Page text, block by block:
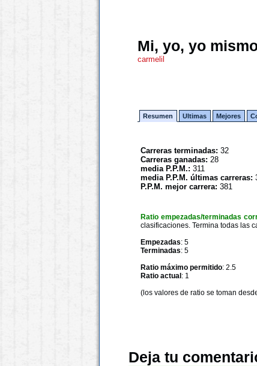
Mi, yo, yo
carmelil
Resumen Ultimas Mejores
Carreras terminadas: 32
Carreras ganadas: 28
media P.P.M.: 311
media P.P.M. últimas carreras:
P.P.M. mejor carrera: 381
Ratio empezadas/terminadas
clasificaciones. Termina todas las
Empezadas: 5
Terminadas: 5
Ratio máximo permitido: 2.5
Ratio actual : 1
(los valores de ratio se toman
Deja tu